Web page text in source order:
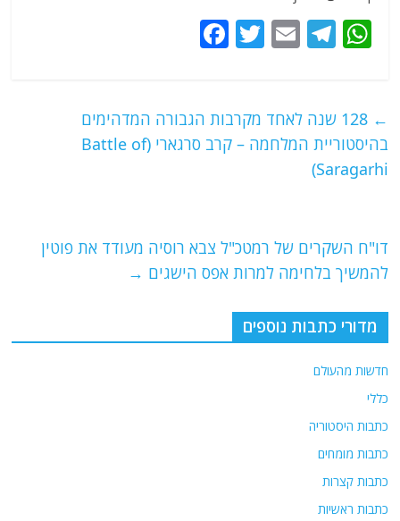
W
s
A
p
T
g
ra
E
l
T
er
e
b
k
←
128 שנה לאחד מקרבות הגבורה המדהימים
בהיסטוריית המלחמה – קרב סרגארי (Battle of
Saragarhi)
דו"ח השקרים של רמטכ"ל צבא רוסיה מעודד את פוטין
להמשיך בלחימה למרות אפס הישגים →
מדורי כתבות נוספים
חדשות מהעולם
כללי
כתבות היסטוריה
כתבות מומחים
כתבות קצרות
כתבות ראשיות